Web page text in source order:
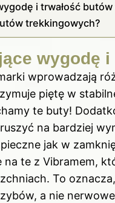
i trwałość
trekkingowych?
wygodę
wprowadzają
piętę w
te buty!
na bardziej
jak w
te z Vibramem,
To
a nie